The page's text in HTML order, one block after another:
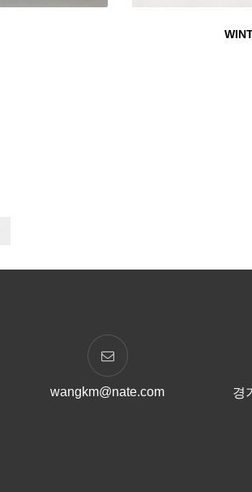
wangkm@nate.com
경